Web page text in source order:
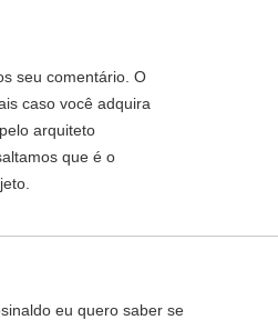
sua cidade e a
o valor
seu comentário. O
caso você adquira
arquiteto
que é o
eu quero saber se